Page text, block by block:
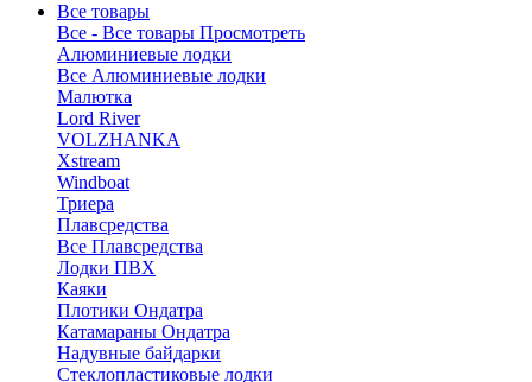
Все товары
Все - Все товары Просмотреть
Алюминиевые лодки
Все Алюминиевые лодки
Малютка
Lord River
VOLZHANKA
Xstream
Windboat
Триера
Плавсредства
Все Плавсредства
Лодки ПВХ
Каяки
Плотики Ондатра
Катамараны Ондатра
Надувные байдарки
Стеклопластиковые лодки